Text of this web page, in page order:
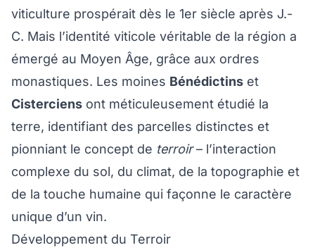
viticulture prospérait dès le 1er siècle après J.-
C. Mais l’identité viticole véritable de la région a
émergé au Moyen Âge, grâce aux ordres
monastiques. Les moines Bénédictins et
Cisterciens ont méticuleusement étudié la
terre, identifiant des parcelles distinctes et
pionniant le concept de terroir– l’interaction
complexe du sol, du climat, de la topographie et
de la touche humaine qui façonne le caractère
unique d’un vin.
Développement du Terroir